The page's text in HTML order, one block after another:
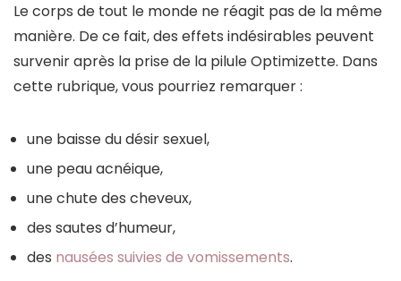
Le corps de tout le monde ne réagit pas de la même
manière. De ce fait, des effets indésirables peuvent
survenir après la prise de la pilule Optimizette. Dans
cette rubrique, vous pourriez remarquer :
une baisse du désir sexuel,
une peau acnéique,
une chute des cheveux,
des sautes d’humeur,
des nausées suivies de vomissements.